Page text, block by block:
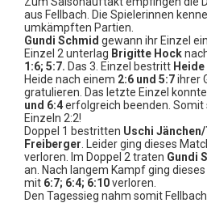
aus Fellbach. Die Spielerinnen
umkämpften Partien.
Gundi Schmid gewann ihr Einzel
Einzel 2 unterlag Brigitte Hock
1:6; 5:7. Das 3. Einzel bestritt
Heide nach einem 2:6 und 5:7ihrer
gratulieren. Das letzte Einzel konnte
und 6:4erfolgreich beenden. Somit
Einzeln 2:2!
Doppel 1 bestritten Uschi
Freiberger . Leider ging dieses
verloren. Im Doppel 2 traten Gundi
an. Nach langem Kampf ging
mit 6:7; 6:4; 6:10verloren.
Den Tagessieg nahm somit